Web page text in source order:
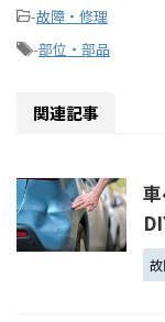
-故障・修理
-部位・部品
関連記事